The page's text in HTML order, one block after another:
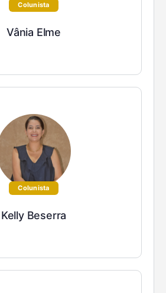
Colunista
Vânia Elme
Colunista
Kelly Beserra